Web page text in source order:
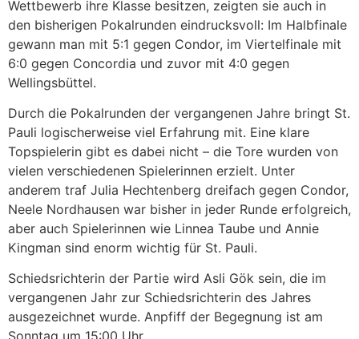
Wettbewerb ihre Klasse besitzen, zeigten sie auch in
den bisherigen Pokalrunden eindrucksvoll: Im Halbfinale
gewann man mit 5:1 gegen Condor, im Viertelfinale mit
6:0 gegen Concordia und zuvor mit 4:0 gegen
Wellingsbüttel.
Durch die Pokalrunden der vergangenen Jahre bringt St.
Pauli logischerweise viel Erfahrung mit. Eine klare
Topspielerin gibt es dabei nicht – die Tore wurden von
vielen verschiedenen Spielerinnen erzielt. Unter
anderem traf Julia Hechtenberg dreifach gegen Condor,
Neele Nordhausen war bisher in jeder Runde erfolgreich,
aber auch Spielerinnen wie Linnea Taube und Annie
Kingman sind enorm wichtig für St. Pauli.
Schiedsrichterin der Partie wird Asli Gök sein, die im
vergangenen Jahr zur Schiedsrichterin des Jahres
ausgezeichnet wurde. Anpfiff der Begegnung ist am